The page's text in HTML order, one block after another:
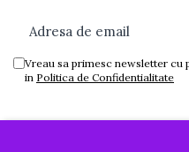
Vreau sa primesc newsletter
in Politica de Confidentialitate